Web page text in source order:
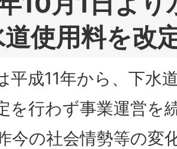
使用料を改
平成11年から、下水
を行わず事業運営を
今の社会情勢等の変